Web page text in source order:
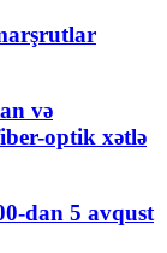
və
optik xətlə
dan 5 avqust